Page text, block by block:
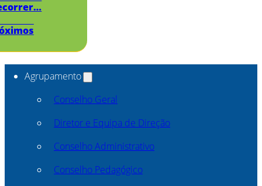
Agrupamento
Conselho Geral
Diretor e Equipa de Direção
Conselho Administrativo
Conselho Pedagógico